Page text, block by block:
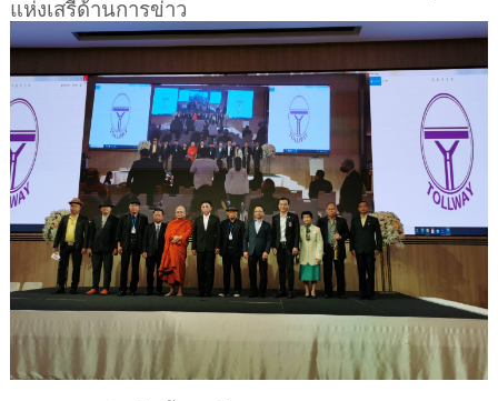
แห่งเสรีด้านการข่าว